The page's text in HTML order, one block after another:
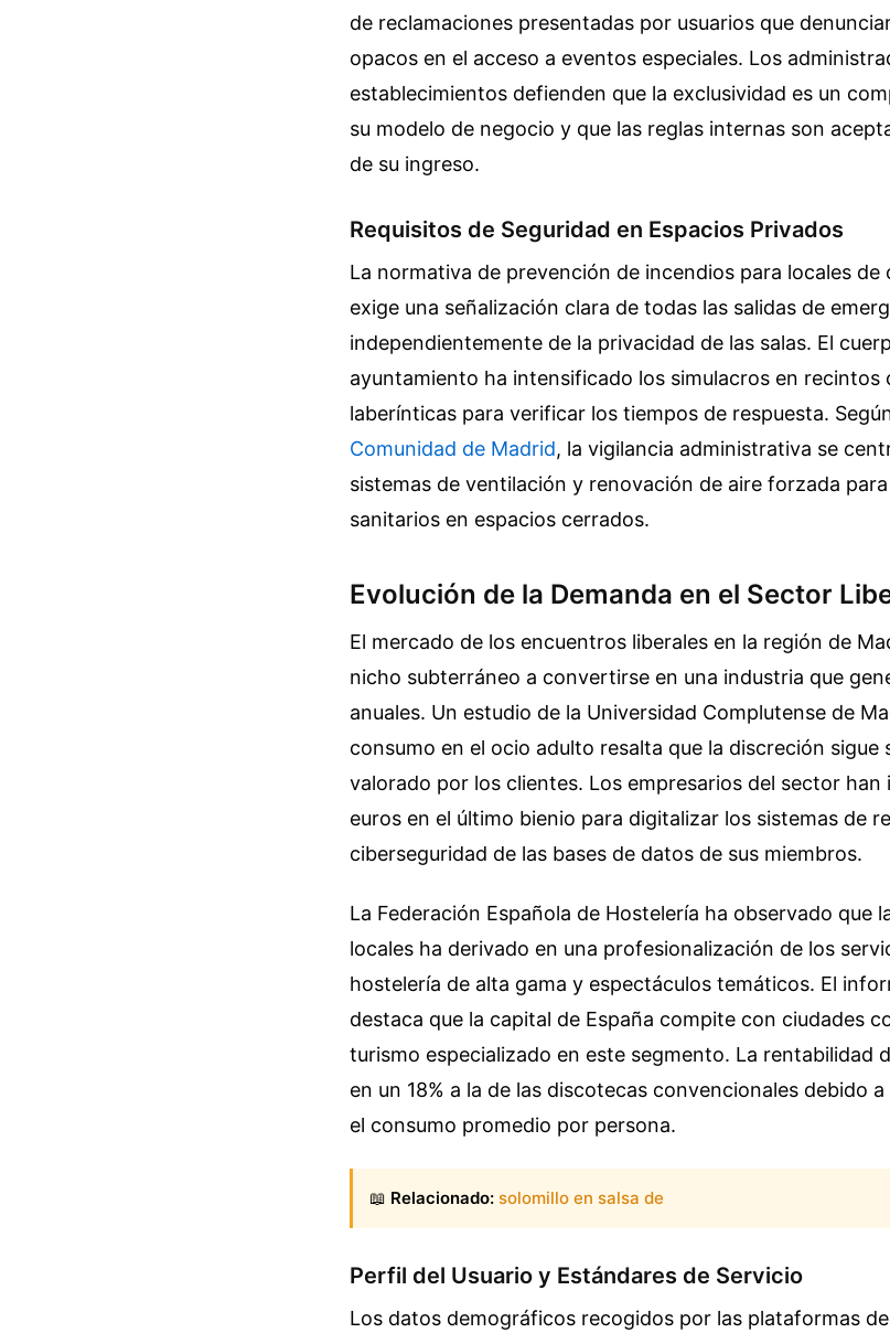
de reclamaciones presentadas por usuarios que
opacos en el acceso a eventos especiales. Los
establecimientos defienden que la exclusividad es un
su modelo de negocio y que las reglas internas son
de su ingreso.
Requisitos de Seguridad en Espacios Privados
La normativa de prevención de incendios para locales
exige una señalización clara de todas las salidas de
independientemente de la privacidad de las salas. El
ayuntamiento ha intensificado los simulacros en recintos
laberínticas para verificar los tiempos de respuesta.
Comunidad de Madrid, la vigilancia administrativa se
sistemas de ventilación y renovación de aire forzada
sanitarios en espacios cerrados.
Evolución de la Demanda en el Sector
El mercado de los encuentros liberales en la región de
nicho subterráneo a convertirse en una industria que
anuales. Un estudio de la Universidad Complutense de
consumo en el ocio adulto resalta que la discreción sigue
valorado por los clientes. Los empresarios del sector
euros en el último bienio para digitalizar los sistemas de
ciberseguridad de las bases de datos de sus miembros.
La Federación Española de Hostelería ha observado que
locales ha derivado en una profesionalización de los
hostelería de alta gama y espectáculos temáticos. El
destaca que la capital de España compite con ciudades
turismo especializado en este segmento. La rentabilidad
en un 18% a la de las discotecas convencionales debido
el consumo promedio por persona.
📖 Relacionado: solomillo en salsa de
Perfil del Usuario y Estándares de Servicio
Los datos demográficos recogidos por las plataformas